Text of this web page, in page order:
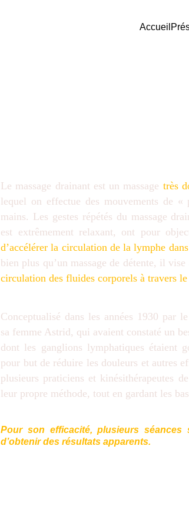
Accueil
Le massage drainant est un massage très
lequel on effectue des mouvements de «
mains. Les gestes répétés du massage
est extrêmement relaxant, ont pour
d’accélérer la circulation de la lymphe
bien plus qu’un massage de détente, il
circulation des fluides corporels à travers
Conceptualisé dans les années 1930 par
sa femme Astrid, qui avaient constaté un
dont les ganglions lymphatiques étaient
pour but de réduire les douleurs et autres
plusieurs praticiens et kinésithérapeutes
leur propre méthode, tout en gardant les
Pour son efficacité, plusieurs séances
d’obtenir des résultats apparents.